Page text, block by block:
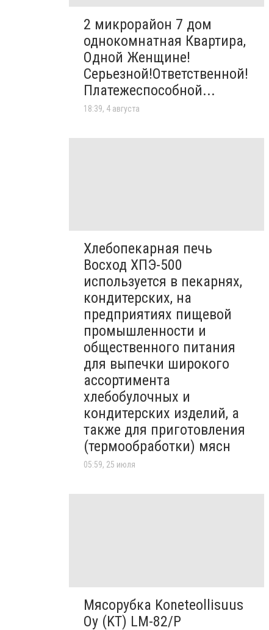
2 микрорайон 7 дом
однокомнатная Квартира,
Одной Женщине!
Серьезной!Ответственной!
Платежеспособной...
18:39, 4 августа
Хлебопекарная печь
Восход ХПЭ-500
используется в пекарнях,
кондитерских, на
предприятиях пищевой
промышленности и
общественного питания
для выпечки широкого
ассортимента
хлебобулочных и
кондитерских изделий, а
также для приготовления
(термообработки) мясн
05:59, 25 июля
Мясорубка Koneteollisuus
Oy (KT)​ LM-82/P